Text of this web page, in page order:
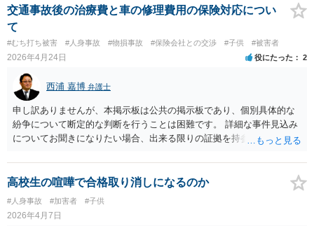
交通事故後の治療費と車の修理費用の保険対応につい
て
#むち打ち被害 #人身事故 #物損事故 #保険会社との交渉 #子供 #被害者
2026年4月24日 役にたった 2
西浦 嘉博 弁護士
申し訳ありませんが、本掲示板は公共の掲示板であり、個別具体的な
紛争について断定的な判断を行うことは困難です。 詳細な事件見込み
についてお聞きになりたい場合、出来る限りの証拠を持参され、最寄
高校生の喧嘩で合格取り消しになるのか
#人身事故 #加害者 #子供
2026年4月7日